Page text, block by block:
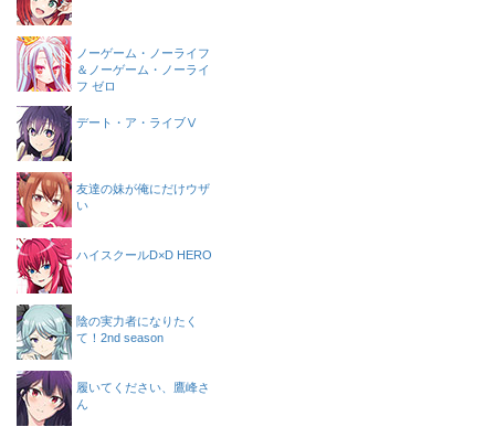
ノーゲーム・ノーライフ
＆ノーゲーム・ノーライ
フ ゼロ
デート・ア・ライブⅤ
友達の妹が俺にだけウザ
い
ハイスクールD×D HERO
陰の実力者になりたく
て！2nd season
履いてください、鷹峰さ
ん